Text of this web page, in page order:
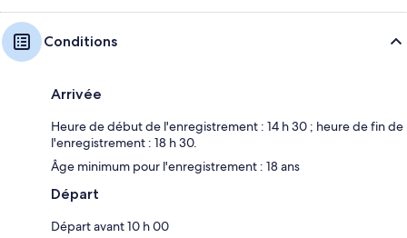
Conditions
Arrivée
Heure de début de l'enregistrement : 14 h 30 ; heure de fin de
l'enregistrement : 18 h 30.
Âge minimum pour l'enregistrement : 18 ans
Départ
Départ avant 10 h 00